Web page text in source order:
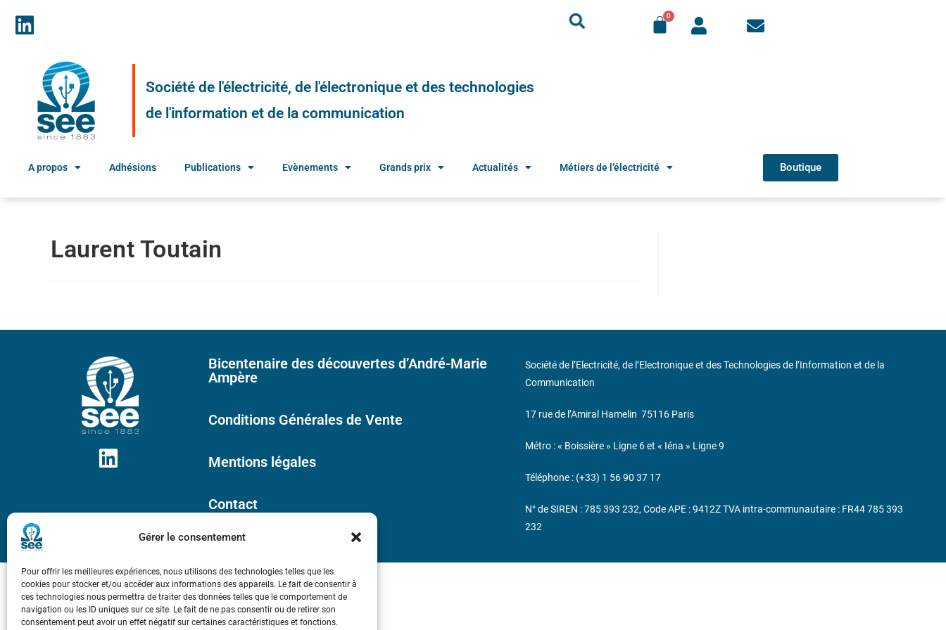
Gérer le consentement
Pour offrir les meilleures expériences, nous utilisons des technologies telles que les
cookies pour stocker et/ou accéder aux informations des appareils. Le fait de consentir à
ces technologies nous permettra de traiter des données telles que le comportement de
navigation ou les ID uniques sur ce site. Le fait de ne pas consentir ou de retirer son
consentement peut avoir un effet négatif sur certaines caractéristiques et fonctions.
Société de l'électricité, de l'électronique et des technologies
de l'information et de la communication
A propos Adhésions Publications Evènements Grands prix Actualités Métiers de l’électricité Boutique
Laurent Toutain
Bicentenaire des découvertes d’André-Marie
Ampère
Conditions Générales de Vente
Mentions légales
Contact
Société de l’Electricité, de l’Electronique et des Technologies de l’Information et de la
Communication
17 rue de l’Amiral Hamelin 75116 Paris
Métro : « Boissière » Ligne 6 et « Iéna » Ligne 9
Téléphone : (+33) 1 56 90 37 17
N° de SIREN : 785 393 232, Code APE : 9412Z TVA intra-communautaire : FR44 785 393
232